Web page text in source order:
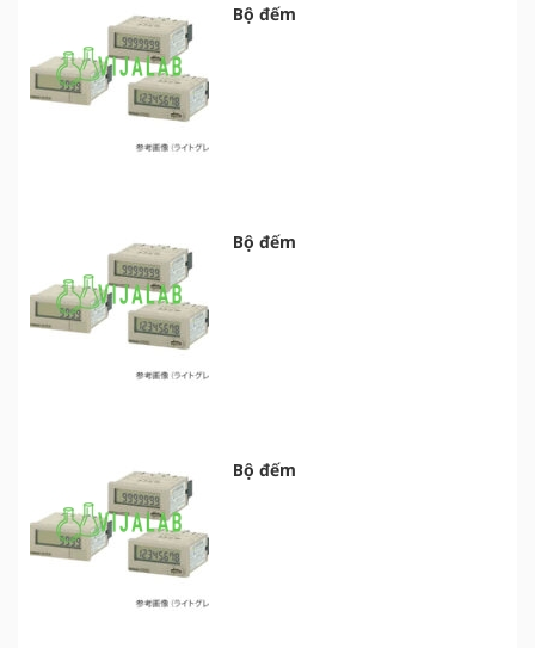
Bộ đếm
Bộ đếm
Bộ đếm